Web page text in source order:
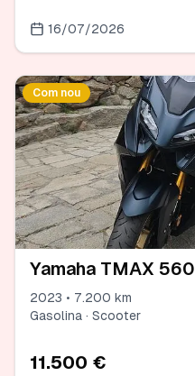
16/07/2026
Com nou
Yamaha TMAX 560
2023 • 7.200 km
Gasolina · Scooter
11.500 €